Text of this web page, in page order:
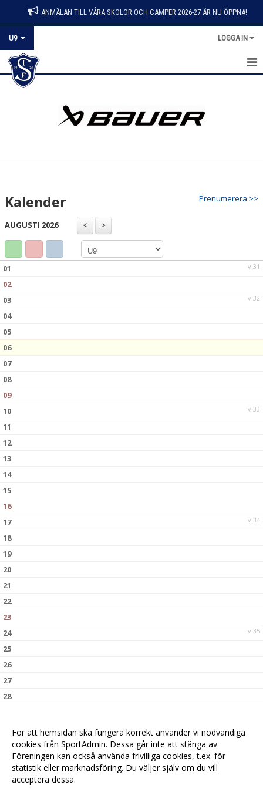
ANMÄLAN TILL VÅRA SKOLOR OCH CAMPER 2026-27 ÄR NU ÖPPNA!
U9 LOGGA IN
HEM
KONTAKT
Prenumerera >>
Kalender
AUGUSTI 2026
v.31
01
02
v.32
03
04
05
06
07
08
09
v.33
10
11
12
13
14
15
16
v.34
17
18
19
20
21
22
23
v.35
24
25
26
27
28
För att hemsidan ska fungera korrekt använder vi nödvändiga
cookies från SportAdmin. Dessa går inte att stänga av.
Föreningen kan också använda frivilliga cookies, t.ex. för
statistik eller marknadsföring. Du väljer själv om du vill
acceptera dessa.